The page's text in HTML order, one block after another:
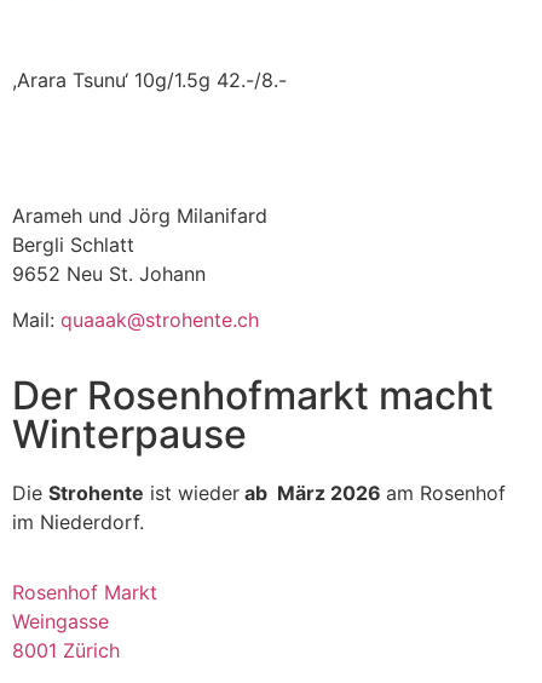
,Arara Tsunu‘ 10g/1.5g 42.-/8.-
Arameh und Jörg Milanifard
Bergli Schlatt
9652 Neu St. Johann
Mail: quaaak@strohente.ch
Der Rosenhofmarkt macht
Winterpause
Die Strohente ist wieder ab März 2026 am Rosenhof
im Niederdorf.
Rosenhof Markt
Weingasse
8001 Zürich